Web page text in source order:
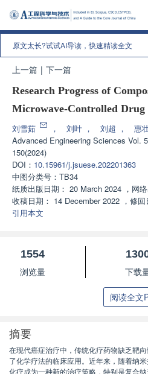
原文太长?试试AI导读，快速精读全文
上一篇 | 下一篇
Research Progress of
Microwave-Controlled Drug
刘雪茹 ， 刘叶 ， 刘超 ， 惠
Advanced Engineering Sciences Vol.
150(2024)
DOI： 10.15961/j.jsuese.202201363
中图分类号： TB34
纸质出版日期： 20 March 2024 ， 网
收稿日期： 14 December 2022 ， 修回
引用本文
1554
浏览量
下载
阅读全文
摘要
在现代癌症治疗中，传统化疗药物缺乏靶
了化学疗法的临床应用。近年来，随着纳
化疗成为一种新的治疗策略，特别是复合